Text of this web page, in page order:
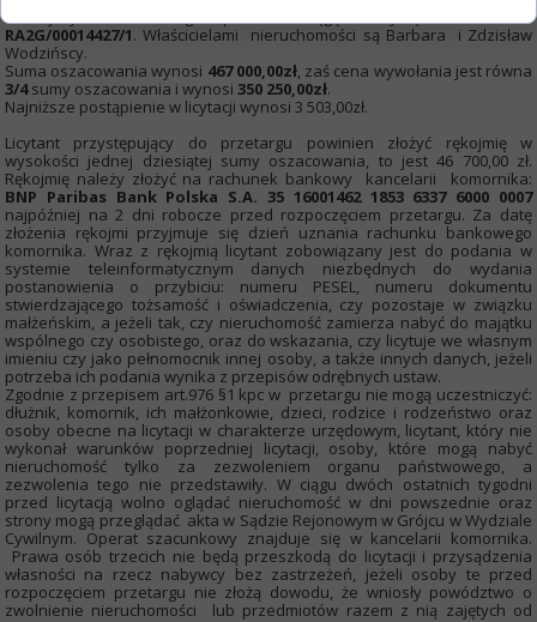
Wieczystych w Białobrzegach prowadzi księgę wieczystą o numerze
KW
RA2G/00014427/1. Właścicielami nieruchomości są Barbara i Zdzisław
Wodzińscy.
Suma oszacowania wynosi 467 000,00zł, zaś cena wywołania jest równa
3/4sumy oszacowania i wynosi 350 250,00zł.
Najniższe postąpienie w licytacji wynosi 3 503,00zł.
Licytant przystępujący do przetargu powinien złożyć rękojmię w
wysokości jednej dziesiątej sumy oszacowania, to jest 46 700,00 zł.
Rękojmię należy złożyć na rachunek bankowy kancelarii komornika:
BNP Paribas Bank Polska S.A. 35 16001462 1853 6337 6000 0007
najpóźniej na 2 dni robocze przed rozpoczęciem przetargu. Za datę
złożenia rękojmi przyjmuje się dzień uznania rachunku bankowego
komornika. Wraz z rękojmią licytant zobowiązany jest do podania w
systemie teleinformatycznym danych niezbędnych do wydania
postanowienia o przybiciu: numeru PESEL, numeru dokumentu
stwierdzającego tożsamość i oświadczenia, czy pozostaje w związku
małżeńskim, a jeżeli tak, czy nieruchomość zamierza nabyć do majątku
wspólnego czy osobistego, oraz do wskazania, czy licytuje we własnym
imieniu czy jako pełnomocnik innej osoby, a także innych danych, jeżeli
potrzeba ich podania wynika z przepisów odrębnych ustaw.
Zgodnie z przepisem art.976 §1 kpc w przetargu nie mogą uczestniczyć:
dłużnik, komornik, ich małżonkowie, dzieci, rodzice i rodzeństwo oraz
osoby obecne na licytacji w charakterze urzędowym, licytant, który nie
wykonał warunków poprzedniej licytacji, osoby, które mogą nabyć
nieruchomość tylko za zezwoleniem organu państwowego, a
zezwolenia tego nie przedstawiły. W ciągu dwóch ostatnich tygodni
przed licytacją wolno oglądać nieruchomość w dni powszednie oraz
strony mogą przeglądać akta w Sądzie Rejonowym w Grójcu w Wydziale
Cywilnym. Operat szacunkowy znajduje się w kancelarii komornika.
Prawa osób trzecich nie będą przeszkodą do licytacji i przysądzenia
własności na rzecz nabywcy bez zastrzeżeń, jeżeli osoby te przed
rozpoczęciem przetargu nie złożą dowodu, że wniosły powództwo o
zwolnienie nieruchomości lub przedmiotów razem z nią zajętych od